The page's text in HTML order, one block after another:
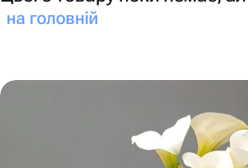
на головній